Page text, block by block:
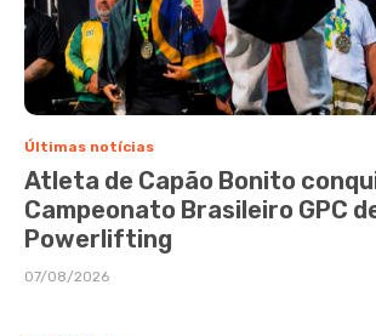
Últimas notícias
Atleta de Capão Bonito
Campeonato Brasileiro GPC
Powerlifting
07/08/2026